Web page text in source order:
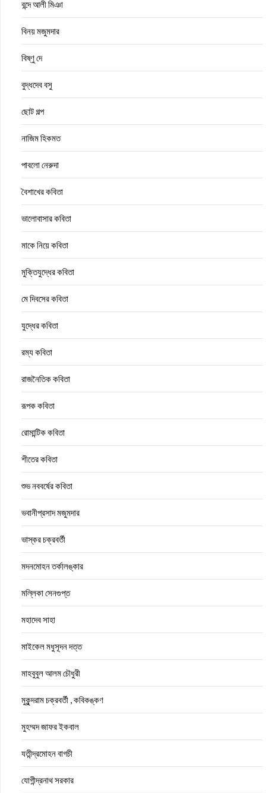
বন্দে আলী মিঞা
বিনয় মজুমদার
বিষ্ণু দে
বুদ্ধদেব বসু
ছোট গল্প
নাজিম হিকমত
পাবলো নেরুদা
বৈশাখের কবিতা
ভালোবাসার কবিতা
মাকে নিয়ে কবিতা
মুক্তিযুদ্ধের কবিতা
মে দিবসের কবিতা
যুদ্ধের কবিতা
রম্য কবিতা
রাজনৈতিক কবিতা
রূপক কবিতা
রোমান্টিক কবিতা
শীতের কবিতা
শুভ নববর্ষের কবিতা
ভবানীপ্রসাদ মজুমদার
ভাস্কর চক্রবর্তী
মদনমোহন তর্কালঙ্কার
মল্লিকা সেনগুপ্ত
মহাদেব সাহা
মাইকেল মধুসূদন দত্ত
মাহবুবুল আলম চৌধুরী
মুকুন্দরাম চক্রবর্তী , কবিকঙ্কণ
মুহম্মদ জাফর ইকবাল
যতীন্দ্রমোহন বাগচী
যোগীন্দ্রনাথ সরকার